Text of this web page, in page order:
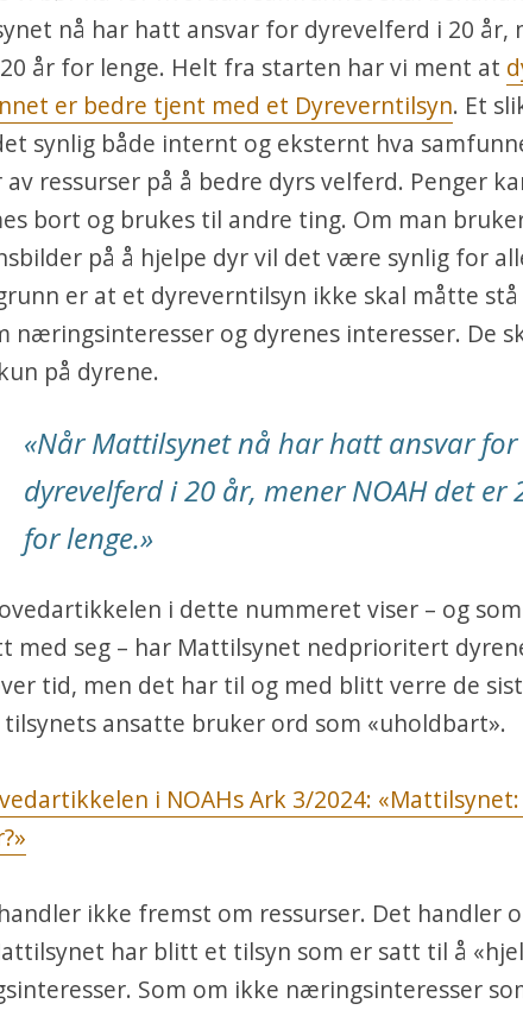
nå har hatt ansvar for dyrevelferd i 20 år,
år for lenge. Helt fra starten har vi ment at
er bedre tjent med et Dyreverntilsyn. Et
synlig både internt og eksternt hva
ressurser på å bedre dyrs velferd. Penger
bort og brukes til andre ting. Om man
på å hjelpe dyr vil det være synlig for
er at et dyreverntilsyn ikke skal måtte stå
næringsinteresser og dyrenes interesser. De
på dyrene.
«Når Mattilsynet nå har hatt ansvar for
dyrevelferd i 20 år, mener NOAH det er
for lenge.»
i dette nummeret viser – og
med seg – har Mattilsynet nedprioritert
tid, men det har til og med blitt verre de
tilsynets ansatte bruker ord som «uholdbart».
i NOAHs Ark 3/2024:
ikke fremst om ressurser. Det handler
har blitt et tilsyn som er satt til å
Som om ikke næringsinteresser